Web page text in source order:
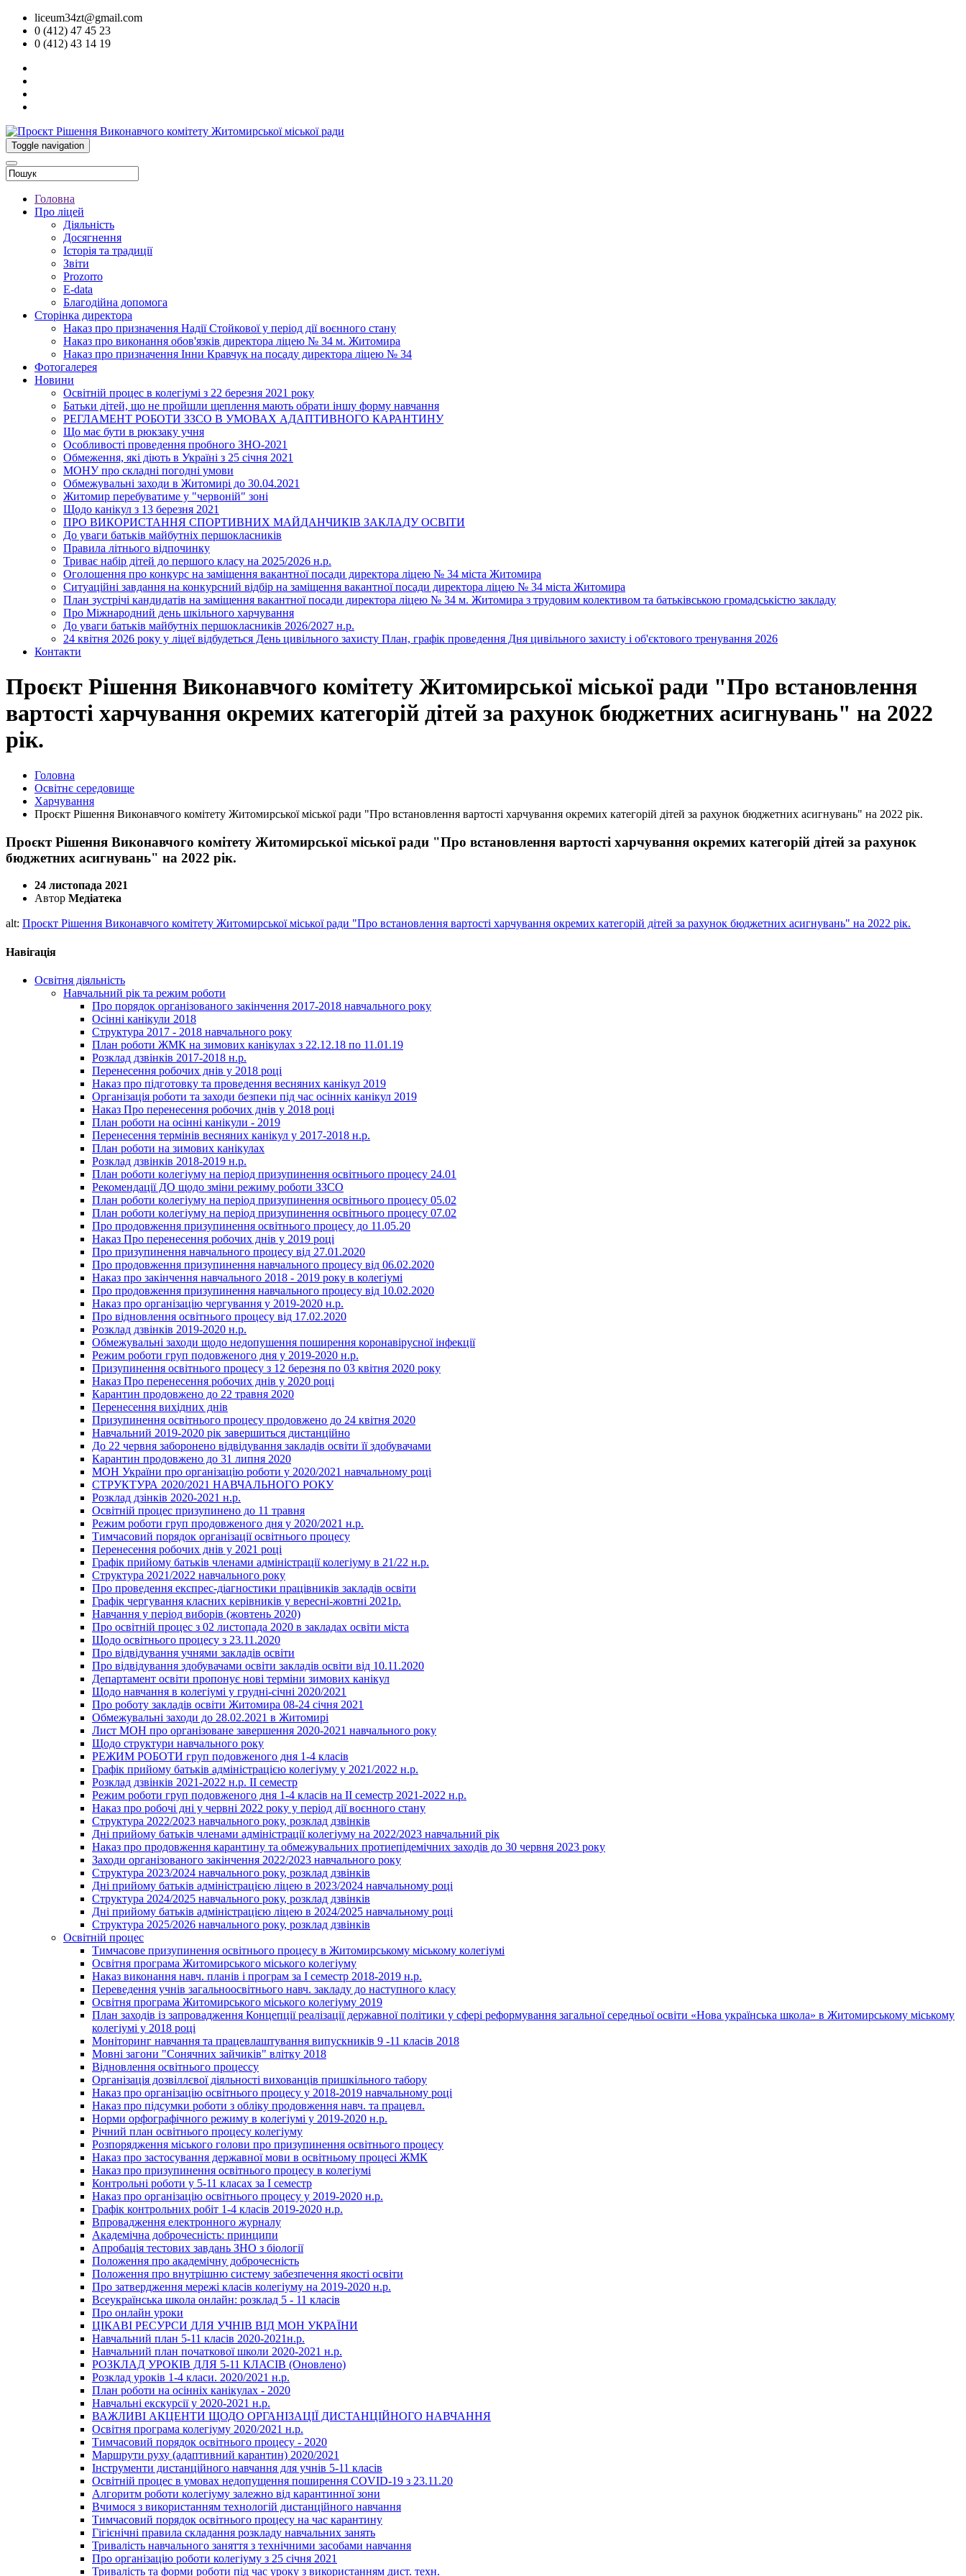
liceum34zt@gmail.com
0 (412) 47 45 23
0 (412) 43 14 19
Toggle navigation
Головна
Про ліцей
Діяльність
Досягнення
Історія та традиції
Звіти
Prozorro
E-data
Благодійна допомога
Сторінка директора
Наказ про призначення Надії Стойкової у період дії воєнного стану
Наказ про виконання обов'язків директора ліцею № 34 м. Житомира
Наказ про призначення Інни Кравчук на посаду директора ліцею № 34
Фотогалерея
Новини
Освітній процес в колегіумі з 22 березня 2021 року
Батьки дітей, що не пройшли щеплення мають обрати іншу форму навчання
РЕГЛАМЕНТ РОБОТИ ЗЗСО В УМОВАХ АДАПТИВНОГО КАРАНТИНУ
Що має бути в рюкзаку учня
Особливості проведення пробного ЗНО-2021
Обмеження, які діють в Україні з 25 січня 2021
МОНУ про складні погодні умови
Обмежувальні заходи в Житомирі до 30.04.2021
Житомир перебуватиме у "червоній" зоні
Щодо канікул з 13 березня 2021
ПРО ВИКОРИСТАННЯ СПОРТИВНИХ МАЙДАНЧИКІВ ЗАКЛАДУ ОСВІТИ
До уваги батьків майбутніх першокласників
Правила літнього відпочинку
Триває набір дітей до першого класу на 2025/2026 н.р.
Оголошення про конкурс на заміщення вакантної посади директора ліцею № 34 міста Житомира
Ситуаційні завдання на конкурсний відбір на заміщення вакантної посади директора ліцею № 34 міста Житомира
План зустрічі кандидатів на заміщення вакантної посади директора ліцею № 34 м. Житомира з трудовим колективом та батьківською громадськістю закладу
Про Міжнародний день шкільного харчування
До уваги батьків майбутніх першокласників 2026/2027 н.р.
24 квітня 2026 року у ліцеї відбудеться День цивільного захисту План, графік проведення Дня цивільного захисту і об'єктового тренування 2026
Контакти
Проєкт Рішення Виконавчого комітету Житомирської міської ради "Про встановлення
вартості харчування окремих категорій дітей за рахунок бюджетних асигнувань" на 2022
рік.
Головна
Освітнє середовище
Харчування
Проєкт Рішення Виконавчого комітету Житомирської міської ради "Про встановлення вартості харчування окремих категорій дітей за рахунок бюджетних асигнувань" на 2022 рік.
Проєкт Рішення Виконавчого комітету Житомирської міської ради "Про встановлення вартості харчування окремих категорій дітей за рахунок
бюджетних асигнувань" на 2022 рік.
24 листопада 2021
Автор Медіатека
alt: Проєкт Рішення Виконавчого комітету Житомирської міської ради "Про встановлення вартості харчування окремих категорій дітей за рахунок бюджетних асигнувань" на 2022 рік.
Навігація
Освітня діяльність
Навчальний рік та режим роботи
Про порядок організованого закінчення 2017-2018 навчального року
Осінні канікули 2018
Структура 2017 - 2018 навчального року
План роботи ЖМК на зимових канікулах з 22.12.18 по 11.01.19
Розклад дзвінків 2017-2018 н.р.
Перенесення робочих днів у 2018 році
Наказ про підготовку та проведення весняних канікул 2019
Організація роботи та заходи безпеки під час осінніх канікул 2019
Наказ Про перенесення робочих днів у 2018 році
План роботи на осінні канікули - 2019
Перенесення термінів весняних канікул у 2017-2018 н.р.
План роботи на зимових канікулах
Розклад дзвінків 2018-2019 н.р.
План роботи колегіуму на період призупинення освітнього процесу 24.01
Рекомендації ДО щодо зміни режиму роботи ЗЗСО
План роботи колегіуму на період призупинення освітнього процесу 05.02
План роботи колегіуму на період призупинення освітнього процесу 07.02
Про продовження призупинення освітнього процесу до 11.05.20
Наказ Про перенесення робочих днів у 2019 році
Про призупинення навчального процесу від 27.01.2020
Про продовження призупинення навчального процесу від 06.02.2020
Наказ про закінчення навчального 2018 - 2019 року в колегіумі
Про продовження призупинення навчального процесу від 10.02.2020
Наказ про організацію чергування у 2019-2020 н.р.
Про відновлення освітнього процесу від 17.02.2020
Розклад дзвінків 2019-2020 н.р.
Обмежувальні заходи щодо недопушення поширення коронавірусної інфекції
Режим роботи груп подовженого дня у 2019-2020 н.р.
Призупинення освітнього процесу з 12 березня по 03 квітня 2020 року
Наказ Про перенесення робочих днів у 2020 році
Карантин продовжено до 22 травня 2020
Перенесення вихідних днів
Призупинення освітнього процесу продовжено до 24 квітня 2020
Навчальний 2019-2020 рік завершиться дистанційно
До 22 червня заборонено відвідування закладів освіти її здобувачами
Карантин продовжено до 31 липня 2020
МОН України про організацію роботи у 2020/2021 навчальному році
СТРУКТУРА 2020/2021 НАВЧАЛЬНОГО РОКУ
Розклад дзінків 2020-2021 н.р.
Освітній процес призупинено до 11 травня
Режим роботи груп продовженого дня у 2020/2021 н.р.
Тимчасовий порядок організації освітнього процесу
Перенесення робочих днів у 2021 році
Графік прийому батьків членами адміністрації колегіуму в 21/22 н.р.
Структура 2021/2022 навчального року
Про проведення експрес-діагностики працівників закладів освіти
Графік чергування класних керівників у вересні-жовтні 2021р.
Навчання у період виборів (жовтень 2020)
Про освітній процес з 02 листопада 2020 в закладах освіти міста
Щодо освітнього процесу з 23.11.2020
Про відвідування учнями закладів освіти
Про відвідування здобувачами освіти закладів освіти від 10.11.2020
Департамент освіти пропонує нові терміни зимових канікул
Щодо навчання в колегіумі у грудні-січні 2020/2021
Про роботу закладів освіти Житомира 08-24 січня 2021
Обмежувальні заходи до 28.02.2021 в Житомирі
Лист МОН про організоване завершення 2020-2021 навчального року
Щодо структури навчального року
РЕЖИМ РОБОТИ груп подовженого дня 1-4 класів
Графік прийому батьків адміністрацією колегіуму у 2021/2022 н.р.
Розклад дзвінків 2021-2022 н.р. ІІ семестр
Режим роботи груп подовженого дня 1-4 класів на ІІ семестр 2021-2022 н.р.
Наказ про робочі дні у червні 2022 року у період дії воєнного стану
Структура 2022/2023 навчального року, розклад дзвінків
Дні прийому батьків членами адміністрації колегіуму на 2022/2023 навчальний рік
Наказ про продовження карантину та обмежувальних протиепідемічних заходів до 30 червня 2023 року
Заходи організованого закінчення 2022/2023 навчального року
Структура 2023/2024 навчального року, розклад дзвінків
Дні прийому батьків адміністрацією ліцею в 2023/2024 навчальному році
Структура 2024/2025 навчального року, розклад дзвінків
Дні прийому батьків адміністрацією ліцею в 2024/2025 навчальному році
Структура 2025/2026 навчального року, розклад дзвінків
Освітній процес
Тимчасове призупинення освітнього процесу в Житомирському міському колегіумі
Освітня програма Житомирського міського колегіуму
Наказ виконання навч. планів і програм за І семестр 2018-2019 н.р.
Переведення учнів загальноосвітнього навч. закладу до наступного класу
Освітня програма Житомирського міського колегіуму 2019
План заходів із запровадження Концепції реалізації державної політики у сфері реформування загальної середньої освіти «Нова українська школа» в Житомирському міському
колегіумі у 2018 році
Моніторинг навчання та працевлаштування випускників 9 -11 класів 2018
Мовні загони "Сонячних зайчиків" влітку 2018
Відновлення освітнього процессу
Організація дозвіллєвої діяльності вихованців пришкільного табору
Наказ про організацію освітнього процесу у 2018-2019 навчальному році
Наказ про підсумки роботи з обліку продовження навч. та працевл.
Норми орфографічного режиму в колегіумі у 2019-2020 н.р.
Річний план освітнього процесу колегіуму
Розпорядження міського голови про призупинення освітнього процесу
Наказ про застосування державної мови в освітньому процесі ЖМК
Наказ про призупинення освітнього процесу в колегіумі
Контрольні роботи у 5-11 класах за І семестр
Наказ про організацію освітнього процесу у 2019-2020 н.р.
Графік контрольних робіт 1-4 класів 2019-2020 н.р.
Впровадження електронного журналу
Академічна доброчесність: принципи
Апробація тестових завдань ЗНО з біології
Положення про академічну доброчесність
Положення про внутрішню систему забезпечення якості освіти
Про затвердження мережі класів колегіуму на 2019-2020 н.р.
Всеукраїнська школа онлайн: розклад 5 - 11 класів
Про онлайн уроки
ЦІКАВІ РЕСУРСИ ДЛЯ УЧНІВ ВІД МОН УКРАЇНИ
Навчальний план 5-11 класів 2020-2021н.р.
Навчальний план початкової школи 2020-2021 н.р.
РОЗКЛАД УРОКІВ ДЛЯ 5-11 КЛАСІВ (Оновлено)
Розклад уроків 1-4 класи. 2020/2021 н.р.
План роботи на осінніх канікулах - 2020
Навчальні екскурсії у 2020-2021 н.р.
ВАЖЛИВІ АКЦЕНТИ ЩОДО ОРГАНІЗАЦІЇ ДИСТАНЦІЙНОГО НАВЧАННЯ
Освітня програма колегіуму 2020/2021 н.р.
Тимчасовий порядок освітнього процесу - 2020
Маршрути руху (адаптивний карантин) 2020/2021
Інструменти дистанційного навчання для учнів 5-11 класів
Освітній процес в умовах недопущення поширення COVID-19 з 23.11.20
Алгоритм роботи колегіуму залежно від карантинної зони
Вчимося з використанням технологій дистанційного навчання
Тимчасовий порядок освітнього процесу на час карантину
Гігієнічні правила складання розкладу навчальних занять
Тривалість навчального заняття з технічними засобами навчання
Про організацію роботи колегіуму з 25 січня 2021
Тривалість та форми роботи під час уроку з використанням дист. техн.